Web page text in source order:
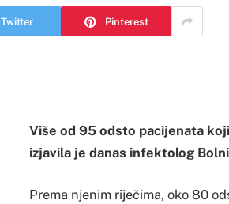
Twitter Pinterest
Više od 95 odsto pacijenata
izjavila je danas infektolog
Prema njenim riječima, oko 80